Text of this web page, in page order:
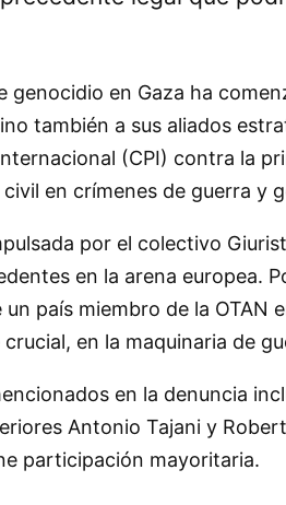
genocidio en Gaza ha
también a sus aliados
(CPI) contra la
en crímenes de guerra y
por el colectivo
en la arena europea.
país miembro de la
en la maquinaria de
en la denuncia
Antonio Tajani y
participación mayoritaria.